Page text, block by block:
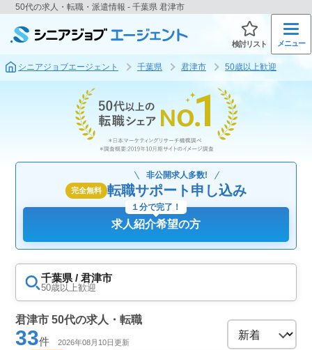
50代の求人・転職・派遣情報 - 千葉県 君津市
検討リスト メニュー
シニアジョブエージェント 千葉県 君津市 50歳以上歓迎
完全無料
非公開求人多数!
転職サポート申し込み
求人紹介希望の方
１分で完了！
千葉県 / 君津市
50歳以上歓迎
君津市 50代の求人・転職
33件 2026年08月10日更新